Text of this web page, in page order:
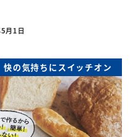
月1日
快の気持ちにスイッチオン